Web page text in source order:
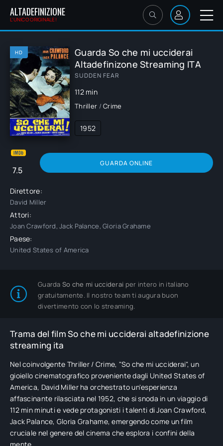
ALTADEFINIZIONE
L'UNICO ORIGINALE!
HD
Guarda So che mi ucciderai
Altadefinizone Streaming ITA
SUDDEN FEAR
112 min
Thriller /Crime
1952
7.5
GUARDA ONLINE
Direttore:
David Miller
Attori:
Joan Crawford, Jack Palance, Gloria Grahame
Paese:
United States of America
Guarda So che mi ucciderai per intero in italiano
gratuitamente. Il nostro team ti augura buon
divertimento con lo streaming.
Trama del film So che mi ucciderai altadefinizione
streaming ita
Nel coinvolgente Thriller / Crime, "So che mi ucciderai", un
gioiello cinematografico proveniente dagli United States of
America, David Miller ha orchestrato un'esperienza
affascinante rilasciata nel 1952, che si snoda in un viaggio di
112 min minuti e vede protagonisti i talenti di Joan Crawford,
Jack Palance, Gloria Grahame, emergendo come un film
cruciale nel genere del cinema che esplora i confini della